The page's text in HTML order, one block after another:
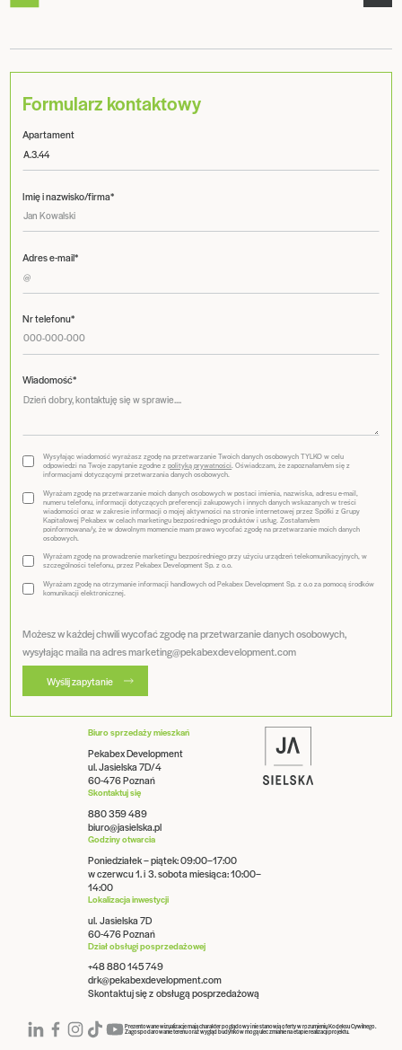
Biuro sprzedaży mieszkań
Pekabex Development
ul. Jasielska 7D/4
60-476 Poznań
Skontaktuj się
880 359 489
biuro@jasielska.pl
Godziny otwarcia
Poniedziałek – piątek: 09:00–17:00
w czerwcu 1. i 3. sobota miesiąca: 10:00–
14:00
Lokalizacja inwestycji
ul. Jasielska 7D
60-476 Poznań
Dział obsługi posprzedażowej
+48 880 145 749
drk@pekabexdevelopment.com
Skontaktuj się z obsługą posprzedażową
Formularz kontaktowy
Apartament
Imię i nazwisko/firma*
Adres e-mail*
Nr telefonu*
Wiadomość*
Wysyłając wiadomość wyrażasz zgodę na przetwarzanie Twoich danych osobowych TYLKO w celu
odpowiedzi na Twoje zapytanie zgodne zpolityką prywatności. Oświadczam, że zapoznałam/em się z
informacjami dotyczącymi przetwarzania danych osobowych.
Wyrażam zgodę na przetwarzanie moich danych osobowych w postaci imienia, nazwiska, adresu e-mail,
numeru telefonu, informacji dotyczących preferencji zakupowych i innych danych wskazanych w treści
wiadomości oraz w zakresie informacji o mojej aktywności na stronie internetowej przez Spółki z Grupy
Kapitałowej Pekabex w celach marketingu bezpośredniego produktów i usług. Zostałam/em
poinformowana/y, że w dowolnym momencie mam prawo wycofać zgodę na przetwarzanie moich danych
osobowych.
Wyrażam zgodę na prowadzenie marketingu bezpośredniego przy użyciu urządzeń telekomunikacyjnych, w
szczególności telefonu, przez Pekabex Development Sp. z o.o.
Wyrażam zgodę na otrzymanie informacji handlowych od Pekabex Development Sp. z o.o za pomocą środków
komunikacji elektronicznej.
Możesz w każdej chwili wycofać zgodę na przetwarzanie danych osobowych,
wysyłając maila na adres marketing@pekabexdevelopment.com
Wyślij zapytanie
Prezentowane wizualizacje mają charakter poglądowy i nie stanowią oferty w rozumieniu Kodeksu Cywilnego.
Zagospodarowanie terenu oraz wygląd budynków mogą ulec zmianie na etapie realizacji projektu.